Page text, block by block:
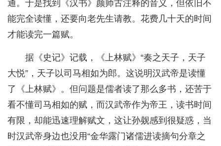
通。于是找到《汉书》颜师古注释的音义，但依旧不
能完全读懂，还要向老先生请教。花费几十天的时间
才能读完一篇赋。
据《史记》记载，《上林赋》“奏之天子，天子
大悦”，天子以司马相如为郎。这说明汉武帝是读懂
了《上林赋》。但问题是儒者读了那么多书，还苦于
看不懂司马相如的赋，而汉武帝作为帝王，读书时间
有限，却能迅速理解赋文，这让孙觌感到很疑惑，当
时汉武帝身边也没用“金华露门诸儒进读摘句分章之